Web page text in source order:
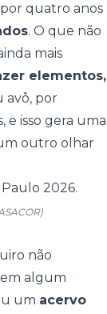
quatro anos
. O que não
mais
elementos,
avô, por
e isso gera uma
outro olhar
não
algum
um acervo